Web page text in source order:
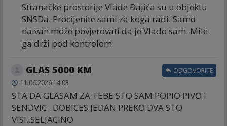
Stranačke prostorije Vlade Đajića su u objektu
SNSDa. Procijenite sami za koga radi. Samo
naivan može povjerovati da je Vlado sam. Mile
ga drži pod kontrolom.
GLAS 5000 KM
11.06.2026 14:03
STA DA GLASAM ZA TEBE STO SAM POPIO PIVO I
SENDVIC ..DOBICES JEDAN PREKO DVA STO
VISI..SELJACINO
ODGOVORITE